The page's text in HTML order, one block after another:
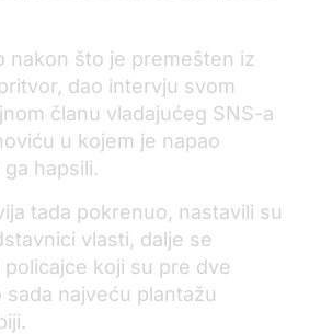
nakon što je premešten iz
dao intervju svom
članu vladajućeg SNS-a
u kojem je napao
hapsili.
tada pokrenuo, nastavili su
vlasti, dalje se
koji su pre dve
najveću plantažu